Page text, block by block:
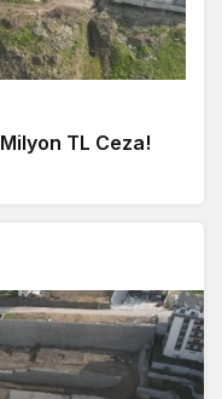
TL Ceza!